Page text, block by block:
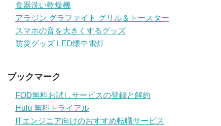
食器洗い乾燥機
アラジン グラファイト グリル＆トースター
スマホの音を大きくするグッズ
防災グッズ LED懐中電灯
ブックマーク
FOD無料お試しサービスの登録と解約
Hulu 無料トライアル
ITエンジニア向けのおすすめ転職サービス